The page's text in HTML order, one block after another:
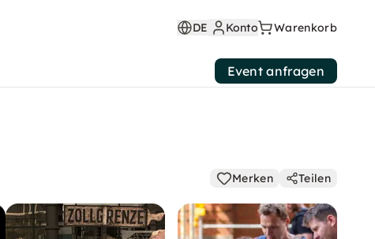
DE Konto Warenkorb
Event anfragen
Merken Teilen